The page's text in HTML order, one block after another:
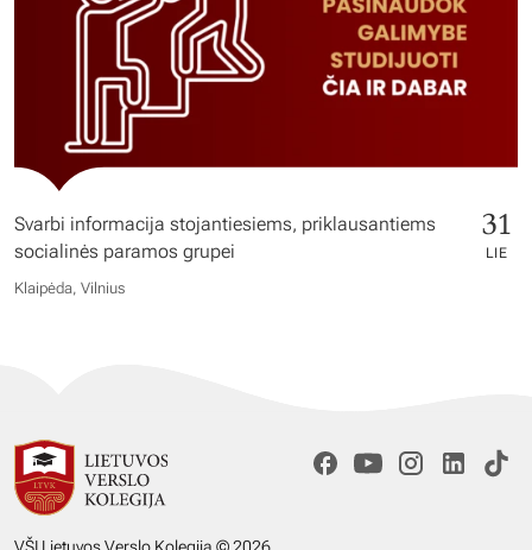
Svarbi informacija stojantiesiems, priklausantiems
socialinės paramos grupei
31
LIE
Klaipėda, Vilnius